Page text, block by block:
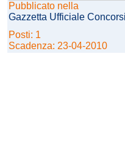
Pubblicato nella
Gazzetta Ufficiale
Posti: 1
Scadenza: 23-04-2010